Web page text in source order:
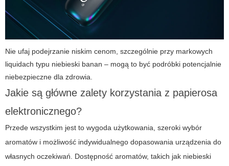
Nie ufaj podejrzanie niskim cenom, szczególnie przy markowych
liquidach typu niebieski banan – mogą to być podróbki potencjalnie
niebezpieczne dla zdrowia.
Jakie są główne zalety korzystania z papierosa
elektronicznego?
Przede wszystkim jest to wygoda użytkowania, szeroki wybór
aromatów i możliwość indywidualnego dopasowania urządzenia do
własnych oczekiwań. Dostępność aromatów, takich jak niebieski